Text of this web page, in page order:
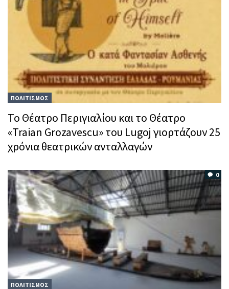
ΠΟΛΙΤΙΣΜΟΣ
Το Θέατρο Περιγιαλίου και το Θέατρο
«Traian Grozavescu» του Lugoj γιορτάζουν 25
χρόνια θεατρικών ανταλλαγών
0
ΠΟΛΙΤΙΣΜΟΣ